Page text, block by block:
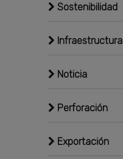
Sostenibilidad
Infraestructura
Noticia
Perforación
Exportación